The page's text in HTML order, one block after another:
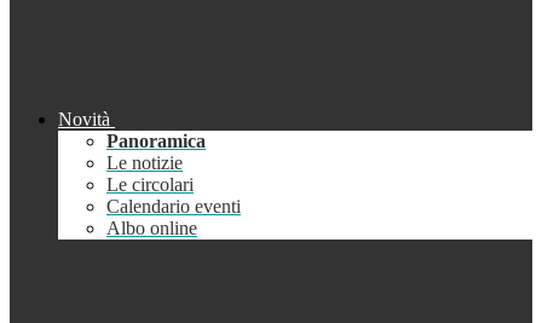
Novità
Panoramica
Le notizie
Le circolari
Calendario eventi
Albo online